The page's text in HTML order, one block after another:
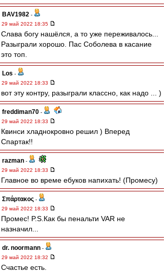
BAV1982 -
29 май 2022 18:35
Слава богу нашёлся, а то уже переживалось...
Разыграли хорошо. Пас Соболева в касание
это топ.
Los -
29 май 2022 18:33
вот эту контру, разыграли классно, как надо ... )
freddiman70 -
29 май 2022 18:33
Квинси хладнокровно решил ) Вперед
Спартак!!
razman -
29 май 2022 18:33
Главное во време ебуков напихать! (Промесу)
Σπάρτακος -
29 май 2022 18:33
Промес! P.S.Как бы пенальти VAR не
назначил...
dr. noormann -
29 май 2022 18:32
Счастье есть.